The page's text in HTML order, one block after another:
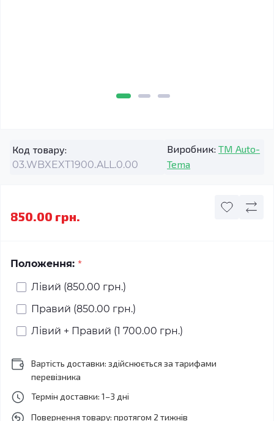
Код товару:
03.WBXEXT1900.ALL.0.00
Виробник: TM Auto-
Tema
850.00 грн.
Положення: *
Лівий (850.00 грн.)
Правий (850.00 грн.)
Лівий + Правий (1 700.00 грн.)
Вартість доставки: здійснюється за тарифами
перевізника
Термін доставки: 1–3 дні
Повернення товару: протягом 2 тижнів